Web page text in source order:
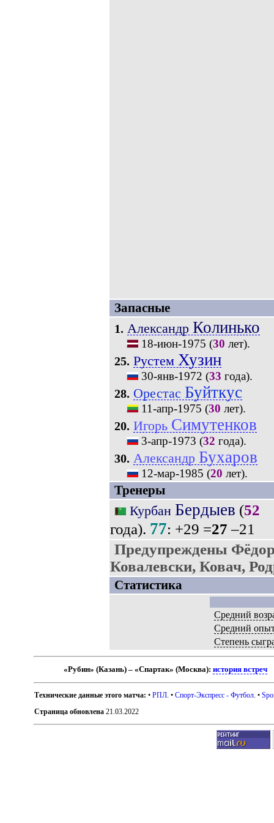
Запасные
1. Александр Колинько
18-июн-1975 (30 лет).
25. Рустем Хузин
30-янв-1972 (33 года).
28. Орестас Буйткус
11-апр-1975 (30 лет).
20. Игорь Симутенков
3-апр-1973 (32 года).
30. Александр Бухаров
12-мар-1985 (20 лет).
Тренеры
Курбан Бердыев (52
года). 77: +29 =27 –21
Предупреждены
Ковалевски, Ковач,
Статистика
Средний
Средний
Степень
«Рубин» (Казань) – «Спартак» (Москва):история встреч
Технические данные этого матча: •РПЛ . •Спорт-Экспресс - Футбол . •
Страница обновлена 21.03.2022